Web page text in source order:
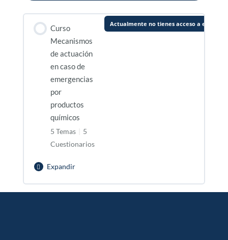
Curso
Mecanismos
de actuación
en caso de
emergencias
por
productos
químicos
5 Temas
5
Cuestionarios
Actualmente no tienes acceso a este
Expandir
Mecanismos